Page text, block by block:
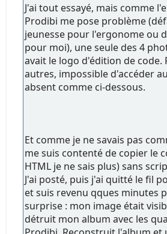
J'ai tout essayé, mais comme
Prodibi me pose problème
jeunesse pour l'ergonome ou
pour moi), une seule des 4
avait le logo d'édition de code.
autres, impossible d'accéder
absent comme ci-dessous.
Et comme je ne savais pas
me suis contenté de copier le
HTML je ne sais plus) sans
J'ai posté, puis j'ai quitté le fil
et suis revenu qques minutes
surprise : mon image était
détruit mon album avec les